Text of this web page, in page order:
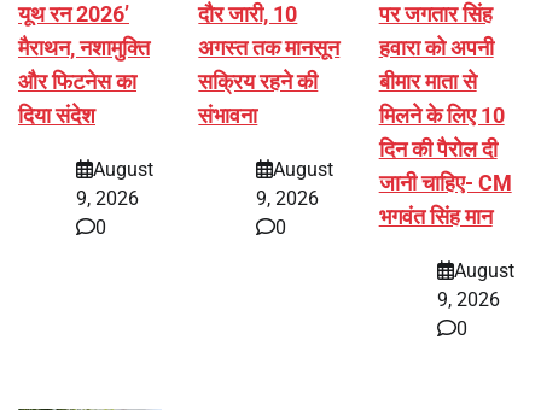
यूथ रन 2026’
मैराथन, नशामुक्ति
और फिटनेस का
दिया संदेश
August
9, 2026
0
दौर जारी, 10
अगस्त तक मानसून
सक्रिय रहने की
संभावना
August
9, 2026
0
पर जगतार सिंह
हवारा को अपनी
बीमार माता से
मिलने के लिए 10
दिन की पैरोल दी
जानी चाहिए- CM
भगवंत सिंह मान
August
9, 2026
0